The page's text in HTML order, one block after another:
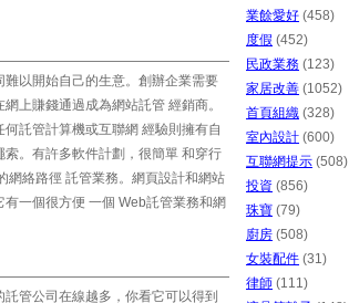
以開始自己的生意。創辦企業需要
上賺錢通過成為網站託管 經銷商。
託管計算機或互聯網 經驗則擁有自
。有許多軟件計劃，很簡單 和穿行
網絡路徑 託管業務。網頁設計和網站
一個很方便 一個 Web託管業務和網
管公司在線越多，你看它可以得到
業餘愛好 (458)
度假 (452)
民政業務 (123)
家居改善 (1052)
首頁組織 (328)
室內設計 (600)
互聯網提示 (508)
投資 (856)
珠寶 (79)
廚房 (508)
女裝配件 (31)
律師 (111)